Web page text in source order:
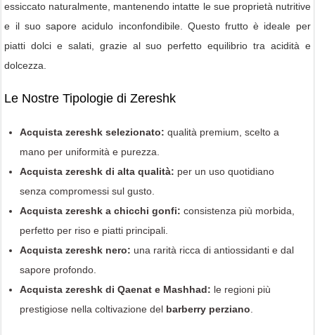
essiccato naturalmente, mantenendo intatte le sue proprietà nutritive
e il suo sapore acidulo inconfondibile. Questo frutto è ideale per
piatti dolci e salati, grazie al suo perfetto equilibrio tra acidità e
dolcezza.
Le Nostre Tipologie di Zereshk
Acquista zereshk selezionato: qualità premium, scelto a
mano per uniformità e purezza.
Acquista zereshk di alta qualità: per un uso quotidiano
senza compromessi sul gusto.
Acquista zereshk a chicchi gonfi: consistenza più morbida,
perfetto per riso e piatti principali.
Acquista zereshk nero: una rarità ricca di antiossidanti e dal
sapore profondo.
Acquista zereshk di Qaenat e Mashhad: le regioni più
prestigiose nella coltivazione del barberry perziano